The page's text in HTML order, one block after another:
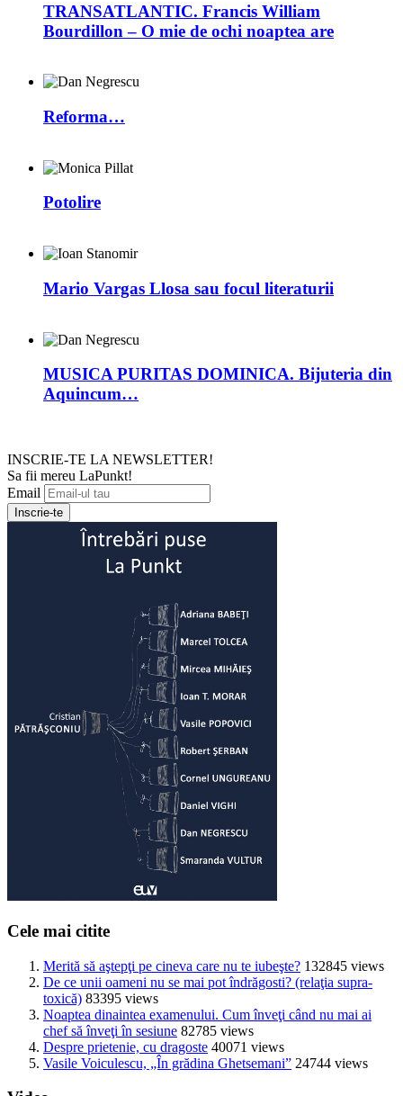
TRANSATLANTIC. Francis William
Bourdillon – O mie de ochi noaptea are
Reforma…
Potolire
Mario Vargas Llosa sau focul literaturii
MUSICA PURITAS DOMINICA. Bijuteria din
Aquincum…
INSCRIE-TE LA NEWSLETTER!
Sa fii mereu LaPunkt!
Email
Cele mai citite
Merită să aştepţi pe cineva care nu te iubeşte? 132845 views
De ce unii oameni nu se mai pot îndrăgosti? (relaţia supra-
toxică) 83395 views
Noaptea dinaintea examenului. Cum înveţi când nu mai ai
chef să înveţi în sesiune 82785 views
Despre prietenie, cu dragoste 40071 views
Vasile Voiculescu, „În grădina Ghetsemani” 24744 views